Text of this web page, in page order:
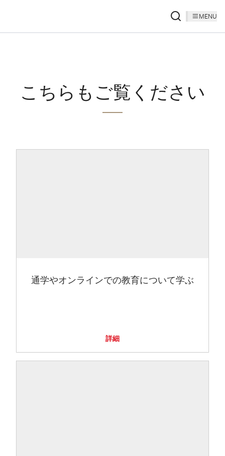
MENU
こちらもご覧ください
通学やオンラインでの教育について学ぶ
詳細